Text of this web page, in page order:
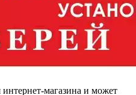
интернет-магазина и может